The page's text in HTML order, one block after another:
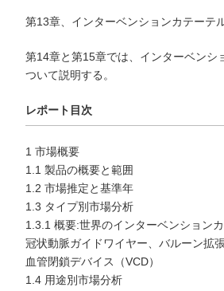
第13章、インターベンションカテーテ
第14章と第15章では、インターベンシ
ついて説明する。
レポート目次
1 市場概要
1.1 製品の概要と範囲
1.2 市場推定と基準年
1.3 タイプ別市場分析
1.3.1 概要:世界のインターベンション
冠状動脈ガイドワイヤー、バルーン拡
血管閉鎖デバイス（VCD）
1.4 用途別市場分析